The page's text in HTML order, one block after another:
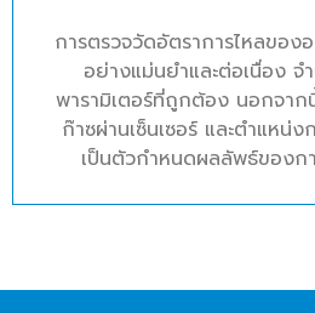
การตรวจวัดอัตราการไหลของ
อย่างแม่นยำและต่อเนื่อง จ
พารามิเตอร์ที่ถูกต้อง นอกจาก
ก๊าซผ่านเซ็นเซอร์ และตำแหน่
เป็นตัวกำหนดผลลัพธ์ของก